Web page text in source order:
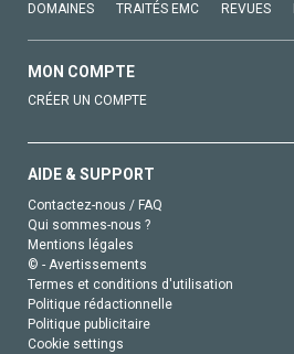
DOMAINES TRAITÉS EMC REVUES
MON COMPTE
CRÉER UN COMPTE
AIDE & SUPPORT
Contactez-nous / FAQ
Qui sommes-nous ?
Mentions légales
© - Avertissements
Termes et conditions d'utilisation
Politique rédactionnelle
Politique publicitaire
Cookie settings